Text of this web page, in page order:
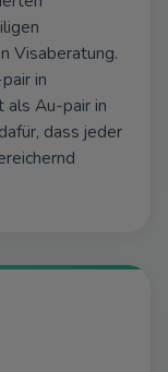
Visaberatung.
in
als Au-pair in
dass jeder